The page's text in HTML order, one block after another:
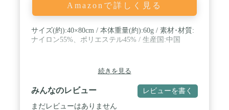
Amazonで詳しく見る
サイズ(約):40×80cm / 本体重量(約):60g / 素材･材質:
ナイロン55%、ポリエステル45% / 生産国:中国
続きを見る
みんなのレビュー レビューを書く
まだレビューはありません